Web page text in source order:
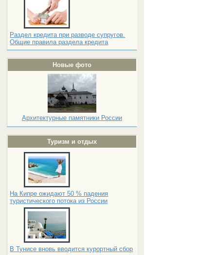
Раздел кредита при разводе супругов.
Общие правила раздела кредита
Новые фото
Архитектурные памятники России
Туризм и отдых
На Кипре ожидают 50 % падения
туристического потока из России
В Тунисе вновь вводится курортный сбор